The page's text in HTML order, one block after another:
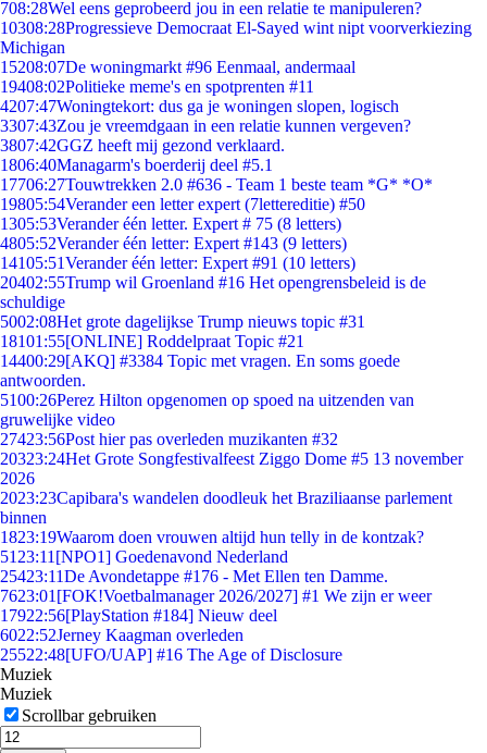
708:28Wel eens geprobeerd jou in een relatie te manipuleren?
10308:28Progressieve Democraat El-Sayed wint nipt voorverkiezing
Michigan
15208:07De woningmarkt #96 Eenmaal, andermaal
19408:02Politieke meme's en spotprenten #11
4207:47Woningtekort: dus ga je woningen slopen, logisch
3307:43Zou je vreemdgaan in een relatie kunnen vergeven?
3807:42GGZ heeft mij gezond verklaard.
1806:40Managarm's boerderij deel #5.1
17706:27Touwtrekken 2.0 #636 - Team 1 beste team *G* *O*
19805:54Verander een letter expert (7lettereditie) #50
1305:53Verander één letter. Expert # 75 (8 letters)
4805:52Verander één letter: Expert #143 (9 letters)
14105:51Verander één letter: Expert #91 (10 letters)
20402:55Trump wil Groenland #16 Het opengrensbeleid is de
schuldige
5002:08Het grote dagelijkse Trump nieuws topic #31
18101:55[ONLINE] Roddelpraat Topic #21
14400:29[AKQ] #3384 Topic met vragen. En soms goede
antwoorden.
5100:26Perez Hilton opgenomen op spoed na uitzenden van
gruwelijke video
27423:56Post hier pas overleden muzikanten #32
20323:24Het Grote Songfestivalfeest Ziggo Dome #5 13 november
2026
2023:23Capibara's wandelen doodleuk het Braziliaanse parlement
binnen
1823:19Waarom doen vrouwen altijd hun telly in de kontzak?
51 23:11 [NPO1] Goedenavond Nederland
25423:11De Avondetappe #176 - Met Ellen ten Damme.
7623:01 [FOK!Voetbalmanager 2026/2027] #1 We zijn er weer
17922:56[PlayStation #184] Nieuw deel
6022:52Jerney Kaagman overleden
25522:48[UFO/UAP] #16 The Age of Disclosure
Muziek
Muziek
Scrollbar gebruiken